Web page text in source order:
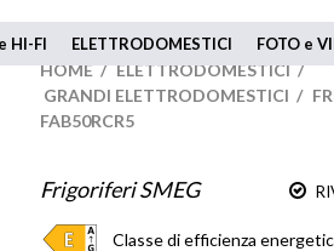
HI-FI ELETTRODOMESTICI FOTO e
HOME / ELETTRODOMESTICI /
GRANDI ELETTRODOMESTICI /
FAB50RCR5
Frigoriferi SMEG
Classe di efficienza